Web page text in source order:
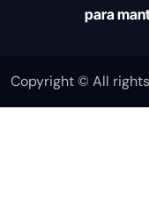
para
Copyright © All